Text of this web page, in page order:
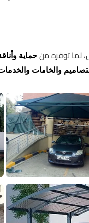
لما توفره منحماية
والخامات